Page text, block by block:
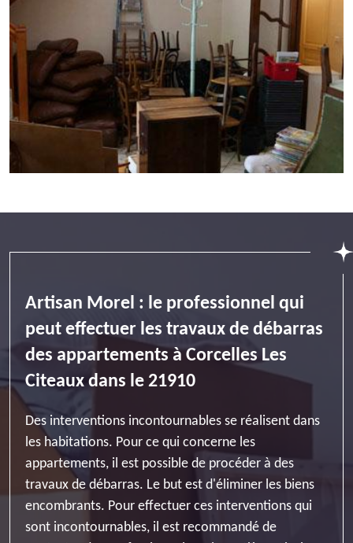
Artisan Morel : le professionnel qui
peut effectuer les travaux de débarras
des appartements à Corcelles Les
Citeaux dans le 21910
Des interventions incontournables se réalisent dans
les habitations. Pour ce qui concerne les
appartements, il est possible de procéder à des
travaux de débarras. Le but est d'éliminer les biens
encombrants. Pour effectuer ces interventions qui
sont incontournables, il est recommandé de